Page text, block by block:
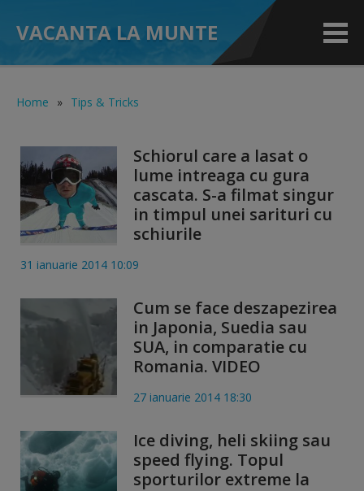
VACANTA LA MUNTE
Home » Tips & Tricks
Schiorul care a lasat o
lume intreaga cu gura
cascata. S-a filmat singur
in timpul unei sarituri cu
schiurile
31 ianuarie 2014 10:09
Cum se face deszapezirea
in Japonia, Suedia sau
SUA, in comparatie cu
Romania. VIDEO
27 ianuarie 2014 18:30
Ice diving, heli skiing sau
speed flying. Topul
sporturilor extreme la